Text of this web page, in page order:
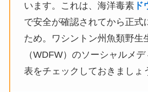
います。これは、海洋毒素ド
で安全が確認されてから正式
ため。ワシントン州魚類野生
（WDFW）のソーシャルメ
表をチェックしておきましょ